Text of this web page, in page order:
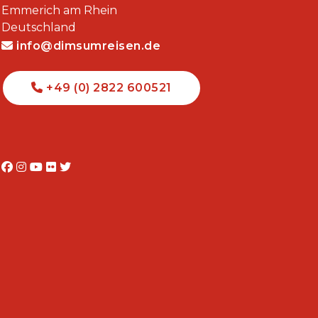
Emmerich am Rhein
Deutschland
info@dimsumreisen.de
+49 (0) 2822 600521